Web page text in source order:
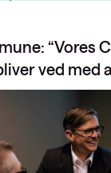
“Vores
ved med